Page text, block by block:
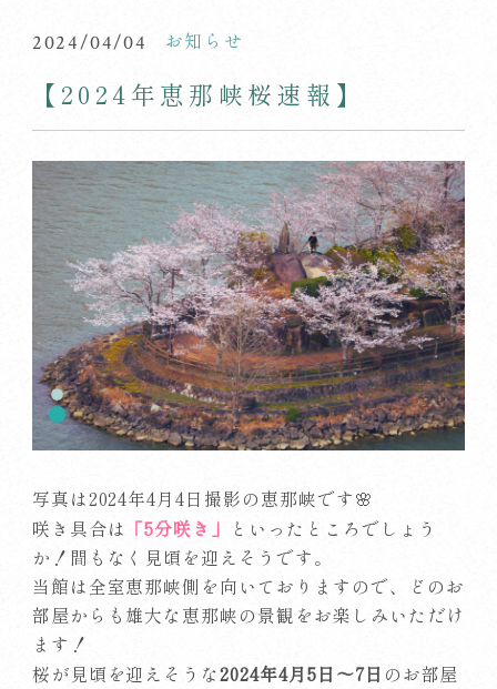
2024/04/04 お知らせ
【2024年恵那峡桜速報】
写真は2024年4月4日撮影の恵那峡です🌸
咲き具合は 「5分咲き」
といったところでしょう
か！間もなく見頃を迎えそうです。
当館は全室恵那峡側を向いておりますので、どのお
部屋からも雄大な恵那峡の景観をお楽しみいただけ
ます！
桜が見頃を迎えそうな2024年4月5日～7日 のお部屋